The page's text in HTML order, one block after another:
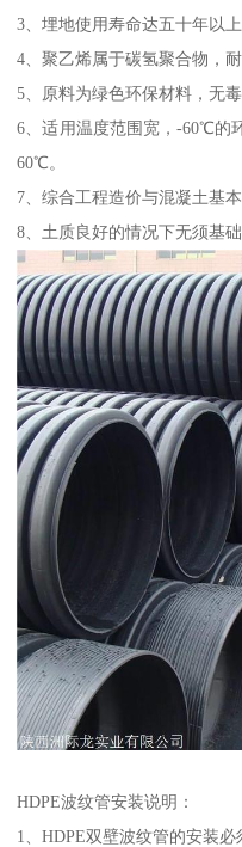
3、埋地使用寿命达五十年以上
4、聚乙烯属于碳氢聚合物，耐
5、原料为绿色环保材料，无
6、适用温度范围宽，-60℃的
60℃。
7、综合工程造价与混凝土基
8、土质良好的情况下无须基础
HDPE波纹管安装说明：
1、HDPE双壁波纹管的安装必